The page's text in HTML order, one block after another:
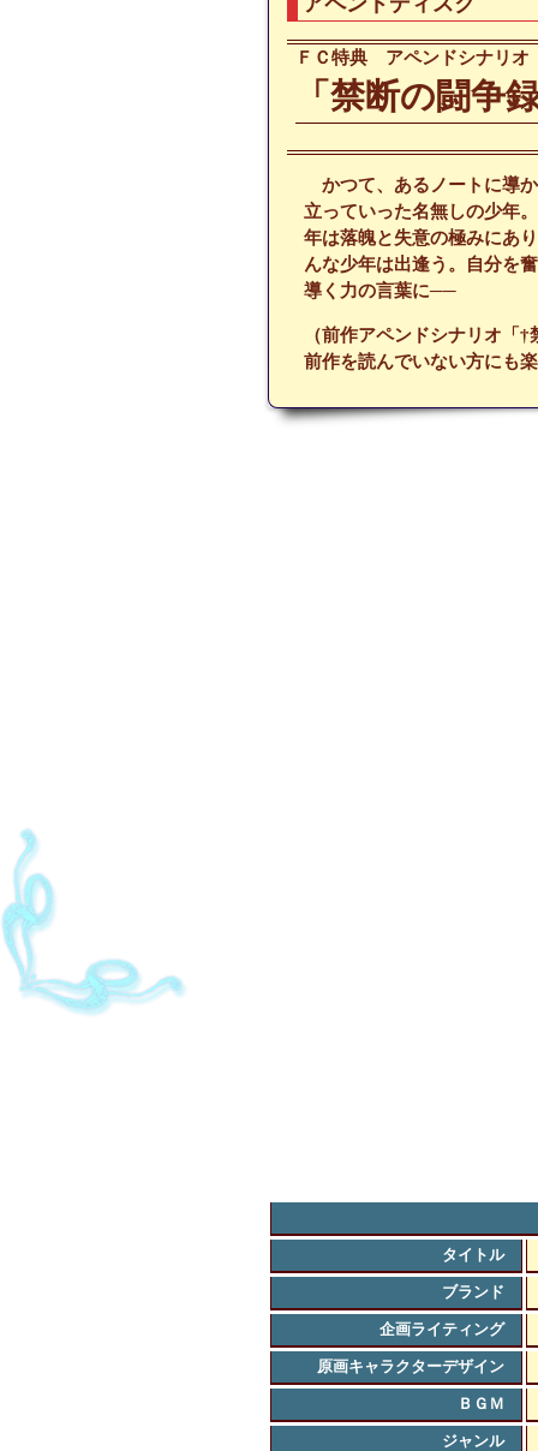
ＦＣ特典 アペンドシナリオ
「禁断の闘争
かつて、あるノートに導
立っていった名無しの少年
年は落魄と失意の極みにあ
んな少年は出逢う。自分を
導く力の言葉に──
（前作アペンドシナリオ「
前作を読んでいない方にも
タイトル
ブランド
企画ライティング
原画キャラクターデザイン
ＢＧＭ
ジャンル